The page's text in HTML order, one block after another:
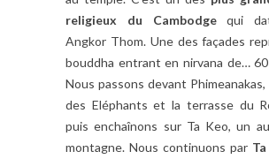
religieux du Cambodgequi
Angkor Thom. Une des façades
bouddha entrant en nirvana de…
Nous passons devant
des Eléphants et la terrasse du
puis enchaînons sur Ta Keo, un
montagne. Nous continuons par